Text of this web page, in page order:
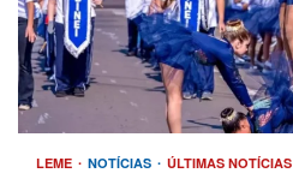
LEME NOTÍCIAS ÚLTIMAS NOTÍCIAS